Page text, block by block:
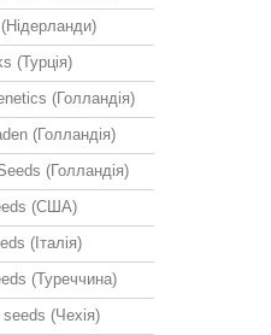
(Турція)
(Голландія)
(Голландія)
(Голландія)
(США)
(Італія)
(Туреччина)
(Чехія)